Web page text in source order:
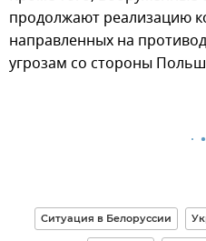
продолжают реализацию
направленных на
угрозам со стороны
Ситуация в Белоруссии